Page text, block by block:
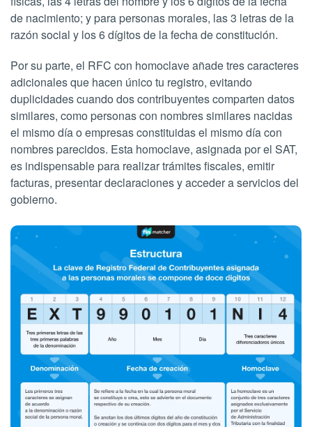
de nacimiento; y para personas morales, las 3 letras de la
razón social y los 6 dígitos de la fecha de constitución.
Por su parte, el RFC con homoclave añade tres caracteres
adicionales que hacen único tu registro, evitando
duplicidades cuando dos contribuyentes comparten datos
similares, como personas con nombres similares nacidas
el mismo día o empresas constituidas el mismo día con
nombres parecidos. Esta homoclave, asignada por el SAT,
es indispensable para realizar trámites fiscales, emitir
facturas, presentar declaraciones y acceder a servicios del
gobierno.